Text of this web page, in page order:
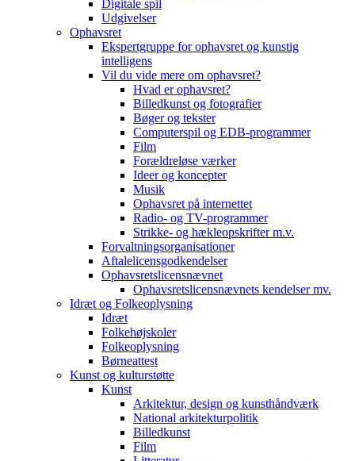
Digitale spil
Udgivelser
Ophavsret
Ekspertgruppe for ophavsret og kunstig
intelligens
Vil du vide mere om ophavsret?
Hvad er ophavsret?
Billedkunst og fotografier
Bøger og tekster
Computerspil og EDB-programmer
Film
Forældreløse værker
Ideer og koncepter
Musik
Ophavsret på internettet
Radio- og TV-programmer
Strikke- og hækleopskrifter m.v.
Forvaltningsorganisationer
Aftalelicensgodkendelser
Ophavsretslicensnævnet
Ophavsretslicensnævnets kendelser mv.
Idræt og Folkeoplysning
Idræt
Folkehøjskoler
Folkeoplysning
Børneattest
Kunst og kulturstøtte
Kunst
Arkitektur, design og kunsthåndværk
National arkitekturpolitik
Billedkunst
Film